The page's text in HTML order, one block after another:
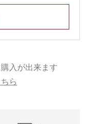
入が出来ます
ら